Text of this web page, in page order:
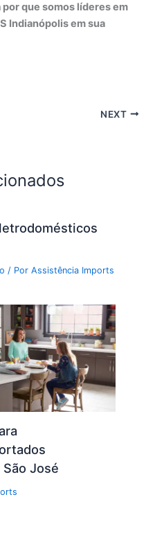
que somos líderes em
Indianópolis em sua
NEXT
/ PorAssistência Imports
José